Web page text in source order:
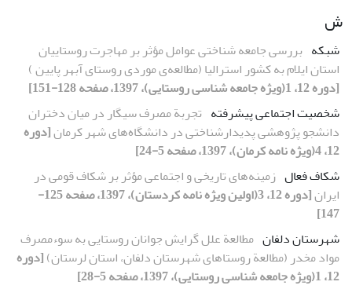
ش
شبکه بررسی جامعه شناختی عوامل مؤثر بر مهاجرت روستاییان
استان ایلام به کشور استرالیا (مطالعه‌ی موردی روستای آبهر پایین )
[دوره 12، 1(ویژه جامعه شناسی روستایی)، 1397، صفحه 128-151]
شخصیت اجتماعی پیشرفته تجربة مصرف سیگار در میان دختران
دانشجو پژوهشی پدیدارشناختی در دانشگاه‌های شهر کرمان[دوره
12، 4(ویژه نامه کرمان)، 1397، صفحه 5-24]
شکاف فعال زمینه‌های تاریخی و اجتماعی مؤثر بر شکاف قومی در
ایران
[دوره 12، 3(اولین ویژه نامه کردستان)، 1397، صفحه 125-
147]
شهرستان دلفان مطالعة علل گرایش جوانان روستایی به سوءمصرف
مواد مخدر (مطالعة روستاهای شهرستان دلفان، استان لرستان)[دوره
12، 1(ویژه جامعه شناسی روستایی)، 1397، صفحه 5-28]